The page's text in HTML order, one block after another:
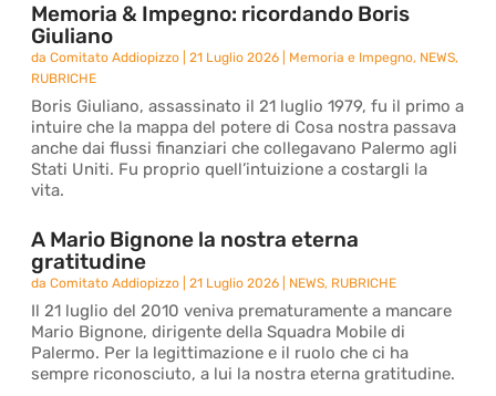
Memoria & Impegno: ricordando Boris
Giuliano
daComitato Addiopizzo |21 Luglio 2026 Memoria e Impegno, NEWS,
RUBRICHE
Boris Giuliano, assassinato il 21 luglio 1979, fu il primo a
intuire che la mappa del potere di Cosa nostra passava
anche dai flussi finanziari che collegavano Palermo agli
Stati Uniti. Fu proprio quell’intuizione a costargli la
vita.
A Mario Bignone la nostra eterna
gratitudine
daComitato Addiopizzo |21 Luglio 2026 NEWS, RUBRICHE
Il 21 luglio del 2010 veniva prematuramente a mancare
Mario Bignone, dirigente della Squadra Mobile di
Palermo. Per la legittimazione e il ruolo che ci ha
sempre riconosciuto, a lui la nostra eterna gratitudine.